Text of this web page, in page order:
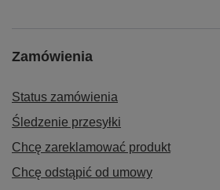
Zamówienia
Status zamówienia
Śledzenie przesyłki
Chcę zareklamować produkt
Chcę odstąpić od umowy